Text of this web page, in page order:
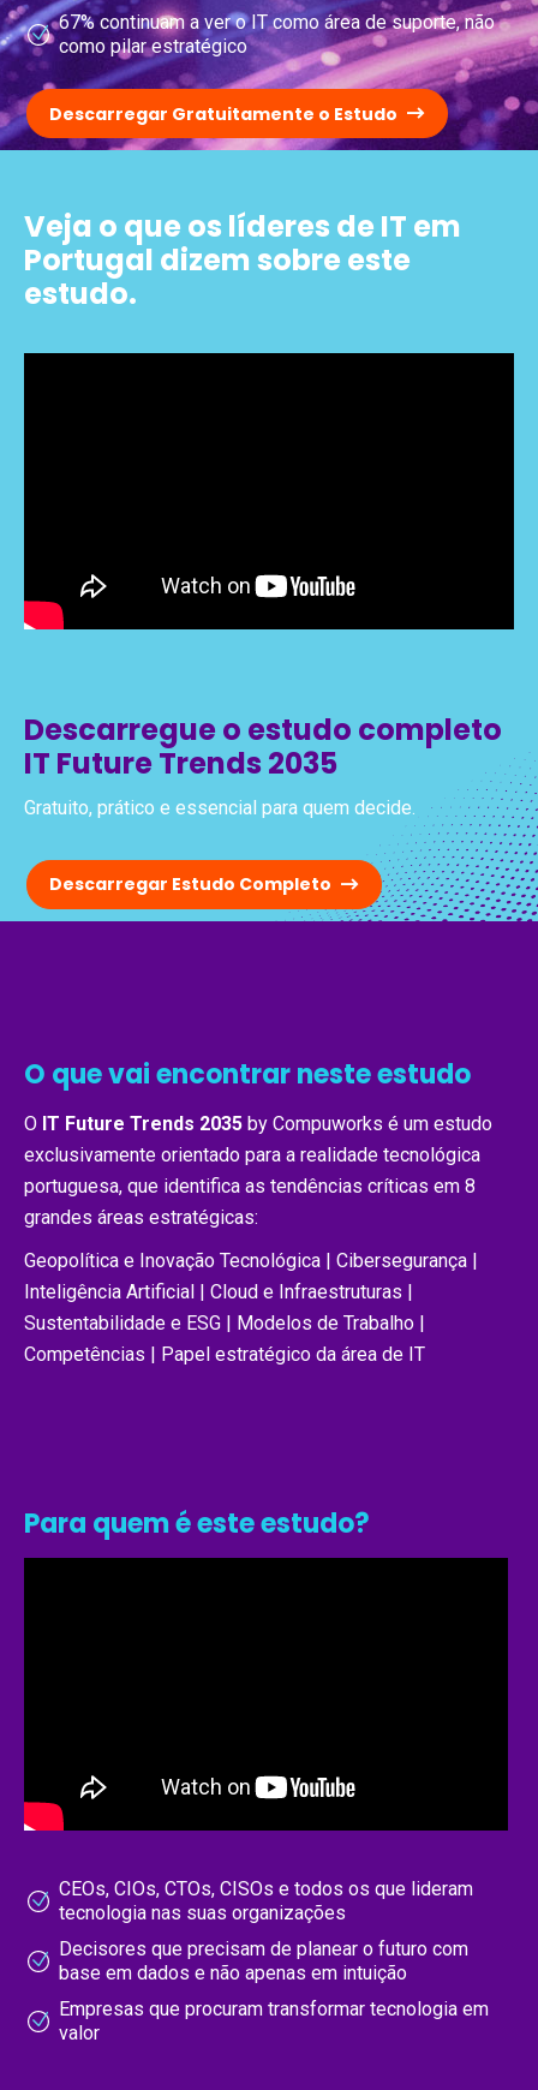
67% continuam a ver o IT como área de suporte, não
como pilar estratégico
Descarregar Gratuitamente o Estudo
Veja o que os líderes de IT em
Portugal dizem sobre este
estudo.
Descarregue o estudo completo
IT Future Trends 2035
Gratuito, prático e essencial para quem decide.
Descarregar Estudo Completo
O que vai encontrar neste estudo
O IT Future Trends 2035 by Compuworks é um estudo
exclusivamente orientado para a realidade tecnológica
portuguesa, que identifica as tendências críticas em 8
grandes áreas estratégicas:
Geopolítica e Inovação Tecnológica | Cibersegurança |
Inteligência Artificial | Cloud e Infraestruturas |
Sustentabilidade e ESG | Modelos de Trabalho |
Competências | Papel estratégico da área de IT
Para quem é este estudo?
CEOs, CIOs, CTOs, CISOs e todos os que lideram
tecnologia nas suas organizações
Decisores que precisam de planear o futuro com
base em dados e não apenas em intuição
Empresas que procuram transformar tecnologia em
valor